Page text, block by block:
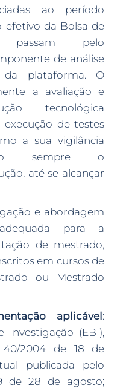
ao período
efetivo da Bolsa de
passam pelo
de análise
plataforma. O
a avaliação e
tecnológica
execução de testes
a sua vigilância
sempre o
até se alcançar
e abordagem
para a
de mestrado,
em cursos de
ou Mestrado
aplicável :
Investigação (EBI),
40/2004 de 18 de
publicada pelo
de 28 de agosto;